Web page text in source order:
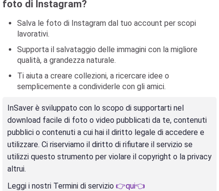
foto di Instagram?
Salva le foto di Instagram dal tuo account per scopi
lavorativi.
Supporta il salvataggio delle immagini con la migliore
qualità, a grandezza naturale.
Ti aiuta a creare collezioni, a ricercare idee o
semplicemente a condividerle con gli amici.
InSaver è sviluppato con lo scopo di supportarti nel
download facile di foto o video pubblicati da te, contenuti
pubblici o contenuti a cui hai il diritto legale di accedere e
utilizzare. Ci riserviamo il diritto di rifiutare il servizio se
utilizzi questo strumento per violare il copyright o la privacy
altrui.
Leggi i nostri Termini di servizio 👉qui👈